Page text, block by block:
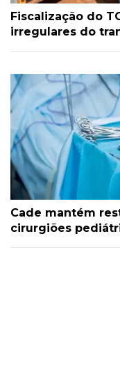
Fiscalização do
irregulares do
Cade mantém
cirurgiões